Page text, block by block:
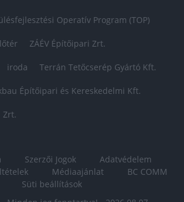
Operatív Program (TOP)
ZÁÉV Építőipari Zrt.
iroda Terrán Tetőcserép Gyártó Kft.
Építőipari és Kereskedelmi Kft.
Zrt.
Szerzői Jogok
Adatvédelem
Médiaajánlat
BC COMM
Süti beállítások